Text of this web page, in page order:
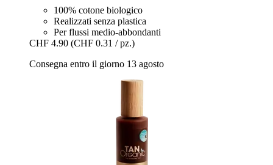
100% cotone biologico
Realizzati senza plastica
Per flussi medio-abbondanti
CHF 4.90 (CHF 0.31 / pz.)
Consegna entro il giorno 13 agosto